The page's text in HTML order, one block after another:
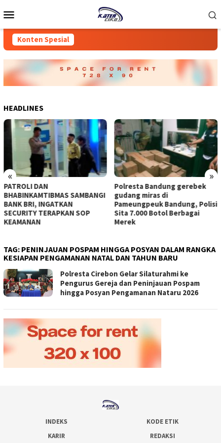
ke
Mobile
Konten Spesial
HEADLINES
« »
‎PATROLI DAN
BHABINKAMTIBMAS SAMBANGI
BANK BRI, INGATKAN
SECURITY TERAPKAN SOP
KEAMANAN
Polresta Bandung gerebek
gudang miras di
Pameungpeuk Bandung, Polisi
Sita 7.000 Botol Berbagai
Merek
TAG: PENINJAUAN POSPAM HINGGA POSYAN DALAM RANGKA
KESIAPAN PENGAMANAN NATAL DAN TAHUN BARU
Polresta Cirebon Gelar Silaturahmi ke
Pengurus Gereja dan Peninjauan Pospam
hingga Posyan Pengamanan Nataru 2026
INDEKS
KODE ETIK
KARIR
REDAKSI